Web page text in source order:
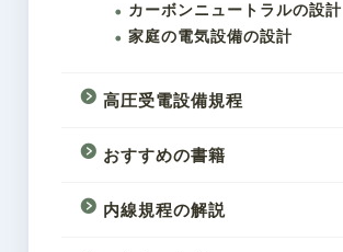
カーボンニュートラルの設計
家庭の電気設備の設計
高圧受電設備規程
おすすめの書籍
内線規程の解説